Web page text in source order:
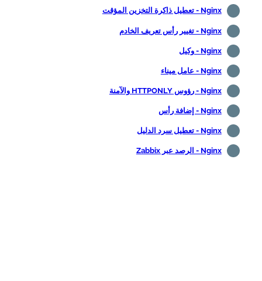
Nginx - تعطيل ذاكرة التخزين المؤقت
Nginx - تغيير رأس تعريف الخادم
Nginx - وكيل
Nginx - عامل ميناء
Nginx - رؤوس HTTPONLY والآمنة
Nginx - إضافة رأس
Nginx - تعطيل سرد الدليل
Nginx - الرصد عبر Zabbix